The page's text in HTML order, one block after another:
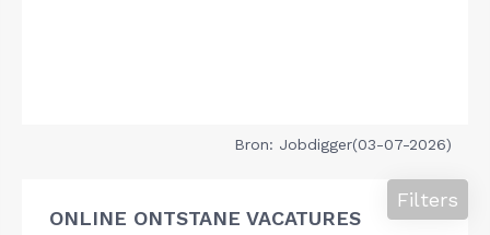
Bron: Jobdigger(03-07-2026)
ONLINE ONTSTANE VACATURES
Filters